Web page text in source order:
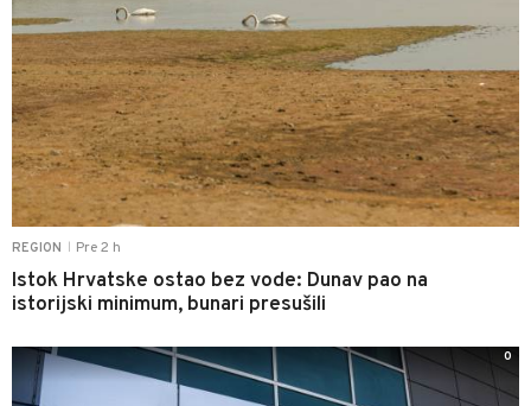
REGION Pre 2 h
Istok Hrvatske ostao bez vode: Dunav pao na
istorijski minimum, bunari presušili
0